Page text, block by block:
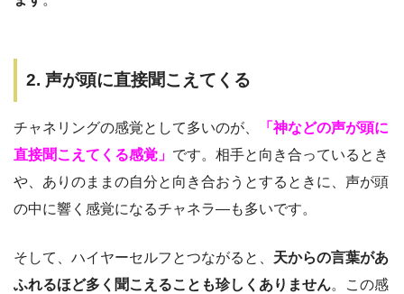
2. 声が頭に直接聞こえてくる
チャネリングの感覚として多いのが、
「神などの声が頭に
直接聞こえてくる感覚」 です。相手と向き合っているとき
や、ありのままの自分と向き合おうとするときに、声が頭
の中に響く感覚になるチャネラ―も多いです。
そして、ハイヤーセルフとつながると、 天からの言葉があ
ふれるほど多く聞こえることも珍しくありません。この感